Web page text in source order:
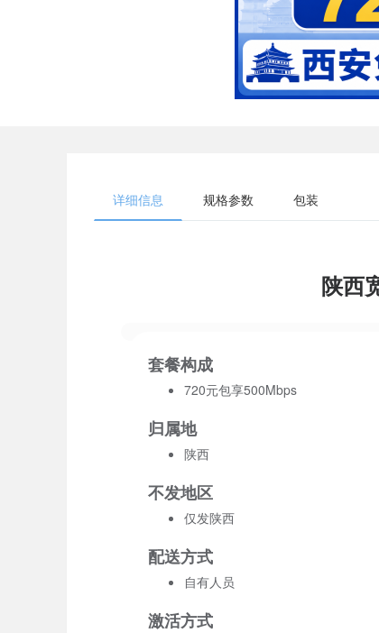
详细信息 规格参数 包装
陕西
套餐构成
720元包享500Mbps
归属地
陕西
不发地区
仅发陕西
配送方式
自有人员
激活方式